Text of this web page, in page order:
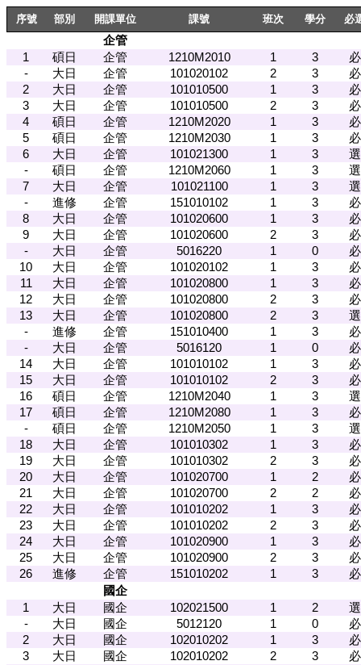
序號 部別 開課單位 課號 班次 學分 必
企管
1
碩日 企管 1210M2010 1 3
必
-
大日 企管 101020102 2 3
必
2
大日 企管 101010500 1 3
必
3
大日 企管 101010500 2 3
必
4
碩日 企管 1210M2020 1 3
必
5
碩日 企管 1210M2030 1 3
必
6
大日 企管 101021300 1 3
選
-
碩日 企管 1210M2060 1 3
選
7
大日 企管 101021100 1 3
選
-
進修 企管 151010102 1 3
必
8
大日 企管 101020600 1 3
必
9
大日 企管 101020600 2 3
必
-
大日 企管 5016220 1 0
必
10
大日 企管 101020102 1 3
必
11
大日 企管 101020800 1 3
必
12
大日 企管 101020800 2 3
必
13
大日 企管 101020800 2 3
選
-
進修 企管 151010400 1 3
必
-
大日 企管 5016120 1 0
必
14
大日 企管 101010102 1 3
必
15
大日 企管 101010102 2 3
必
16
碩日 企管 1210M2040 1 3
選
17
碩日 企管 1210M2080 1 3
必
-
碩日 企管 1210M2050 1 3
選
18
大日 企管 101010302 1 3
必
19
大日 企管 101010302 2 3
必
20
大日 企管 101020700 1 2
必
21
大日 企管 101020700 2 2
必
22
大日 企管 101010202 1 3
必
23
大日 企管 101010202 2 3
必
24
大日 企管 101020900 1 3
必
25
大日 企管 101020900 2 3
必
26
進修 企管 151010202 1 3
必
國企
1
大日 國企 102021500 1 2
選
-
大日 國企 5012120 1 0
必
2
大日 國企 102010202 1 3
必
3
大日 國企 102010202 2 3
必